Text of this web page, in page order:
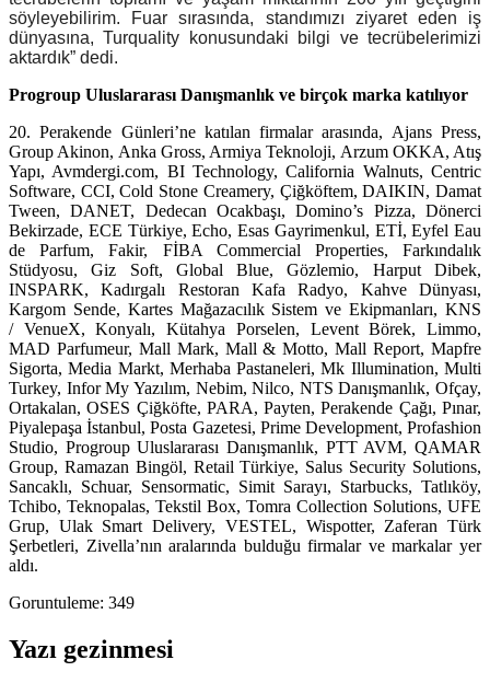
söyleyebilirim. Fuar sırasında, standımızı ziyaret eden iş
dünyasına, Turquality konusundaki bilgi ve tecrübelerimizi
aktardık” dedi.
Progroup Uluslararası Danışmanlık ve birçok marka katılıyor
20. Perakende Günleri’ne katılan firmalar arasında, Ajans Press,
Group Akinon, Anka Gross, Armiya Teknoloji, Arzum OKKA, Atış
Yapı, Avmdergi.com, BI Technology, California Walnuts, Centric
Software, CCI, Cold Stone Creamery, Çiğköftem, DAIKIN, Damat
Tween, DANET, Dedecan Ocakbaşı, Domino’s Pizza, Dönerci
Bekirzade, ECE Türkiye, Echo, Esas Gayrimenkul, ETİ, Eyfel Eau
de Parfum, Fakir, FİBA Commercial Properties, Farkındalık
Stüdyosu, Giz Soft, Global Blue, Gözlemio, Harput Dibek,
INSPARK, Kadırgalı Restoran Kafa Radyo, Kahve Dünyası,
Kargom Sende, Kartes Mağazacılık Sistem ve Ekipmanları, KNS
/ VenueX, Konyalı, Kütahya Porselen, Levent Börek, Limmo,
MAD Parfumeur, Mall Mark, Mall & Motto, Mall Report, Mapfre
Sigorta, Media Markt, Merhaba Pastaneleri, Mk Illumination, Multi
Turkey, Infor My Yazılım, Nebim, Nilco, NTS Danışmanlık, Ofçay,
Ortakalan, OSES Çiğköfte, PARA, Payten, Perakende Çağı, Pınar,
Piyalepaşa İstanbul, Posta Gazetesi, Prime Development, Profashion
Studio, Progroup Uluslararası Danışmanlık, PTT AVM, QAMAR
Group, Ramazan Bingöl, Retail Türkiye, Salus Security Solutions,
Sancaklı, Schuar, Sensormatic, Simit Sarayı, Starbucks, Tatlıköy,
Tchibo, Teknopalas, Tekstil Box, Tomra Collection Solutions, UFE
Grup, Ulak Smart Delivery, VESTEL, Wispotter, Zaferan Türk
Şerbetleri, Zivella’nın aralarında bulduğu firmalar ve markalar yer
aldı.
Goruntuleme: 349
Yazı gezinmesi